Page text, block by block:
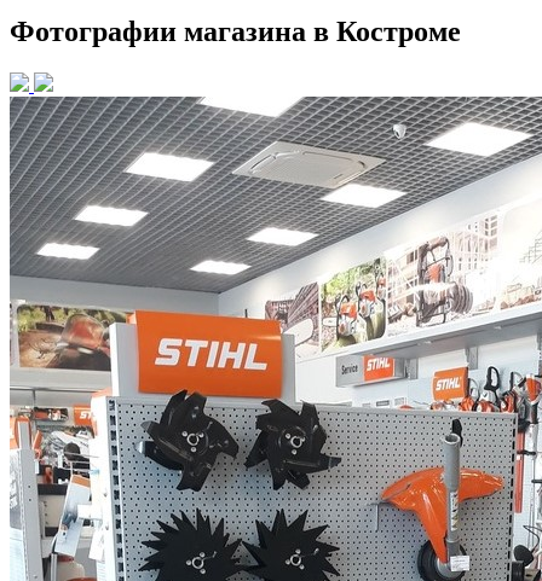
Фотографии магазина в Костроме